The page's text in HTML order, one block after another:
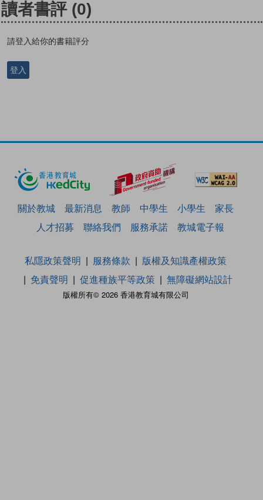
讀者書評 (0)
請登入給你的書籍評分
登入
關於教城 最新消息 教師 中學生 小學生
家長
人才招募
聯絡我們 服務承諾 教城電子報
版權所有© 2026 香港教育城有限公司
私隱政策聲明 服務條款
版權及知識產權政策
免責聲明
促進種族平等政策 無障礙網站設計